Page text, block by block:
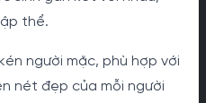
thể.
người mặc, phù hợp với
nét đẹp của mỗi người